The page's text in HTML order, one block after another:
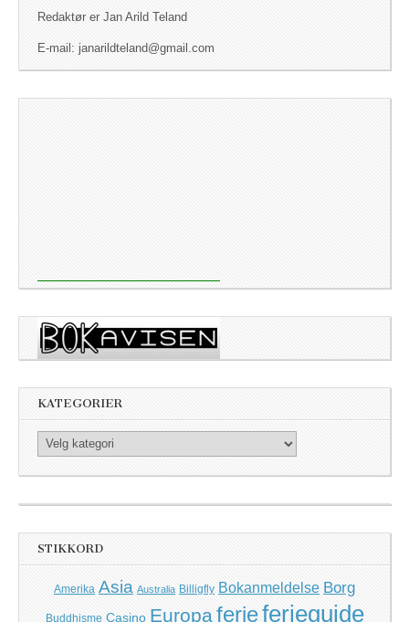
Redaktør er Jan Arild Teland
E-mail: janarildteland@gmail.com
KATEGORIER
Kategorier
STIKKORD
Amerika Asia Australia Billigfly Bokanmeldelse Borg
Buddhisme Casino Europaferieferieguide